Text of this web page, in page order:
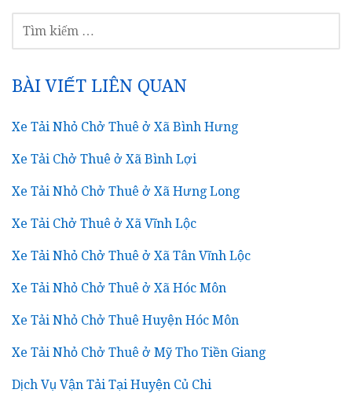
KIẾM
BÀI VIẾT LIÊN QUAN
Xe Tải Nhỏ Chở Thuê ở Xã Bình Hưng
Xe Tải Chở Thuê ở Xã Bình Lợi
Xe Tải Nhỏ Chở Thuê ở Xã Hưng Long
Xe Tải Chở Thuê ở Xã Vĩnh Lộc
Xe Tải Nhỏ Chở Thuê ở Xã Tân Vĩnh Lộc
Xe Tải Nhỏ Chở Thuê ở Xã Hóc Môn
Xe Tải Nhỏ Chở Thuê Huyện Hóc Môn
Xe Tải Nhỏ Chở Thuê ở Mỹ Tho Tiền Giang
Dịch Vụ Vận Tải Tại Huyện Củ Chi